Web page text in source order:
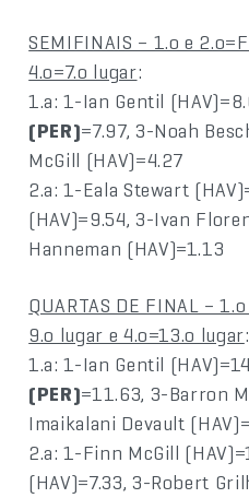
SEMIFINAIS – 1.o e
4.o=7.o lugar:
1.a: 1-Ian Gentil
(PER)=7.97, 3-Noah
McGill (HAV)=4.27
2.a: 1-Eala Stewart
(HAV)=9.54, 3-Ivan
Hanneman (HAV)=1.13
QUARTAS DE FINAL –
9.o lugar e 4.o=13.o lugar:
1.a: 1-Ian Gentil
(PER)=11.63, 3-Barron
Imaikalani Devault
2.a: 1-Finn McGill
(HAV)=7.33, 3-Robert